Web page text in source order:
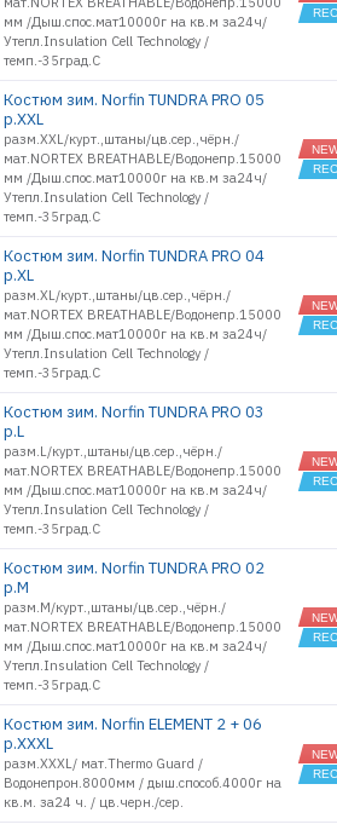
Обувь
Оснастки поплавочные
Очки
Поводки
Подсачеки, садки
Поплавки
Приманки джиговые
Приманки морские
силиконовые
Приманки
силиконовые
Принадлежности
походные
Рекламные товары
Санки
Светлячки
Спальники
Спасжилеты
Стенды и
оборудование
Стойки и Держатели
шестики
Сумки, Рюкзаки,
Емкости
Термосы и Термосумки
Удочки зимние
мм /Дыш.спос.мат10000г на кв.м за24ч/
Утепл.Insulation Cell Technology /
темп.-35град.С
Костюм зим. Norfin TUNDRA PRO 05
р.XXL
разм.XXL/курт.,штаны/цв.сер.,чёрн./
мат.NORTEX BREATHABLE/Водонепр.15000
мм /Дыш.спос.мат10000г на кв.м за24ч/
Утепл.Insulation Cell Technology /
темп.-35град.С
Костюм зим. Norfin TUNDRA PRO 04
р.XL
разм.XL/курт.,штаны/цв.сер.,чёрн./
мат.NORTEX BREATHABLE/Водонепр.15000
мм /Дыш.спос.мат10000г на кв.м за24ч/
Утепл.Insulation Cell Technology /
темп.-35град.С
Костюм зим. Norfin TUNDRA PRO 03
р.L
разм.L/курт.,штаны/цв.сер.,чёрн./
мат.NORTEX BREATHABLE/Водонепр.15000
мм /Дыш.спос.мат10000г на кв.м за24ч/
Утепл.Insulation Cell Technology /
темп.-35град.С
Костюм зим. Norfin TUNDRA PRO 02
р.M
разм.M/курт.,штаны/цв.сер.,чёрн./
мат.NORTEX BREATHABLE/Водонепр.15000
мм /Дыш.спос.мат10000г на кв.м за24ч/
Утепл.Insulation Cell Technology /
темп.-35град.С
Костюм зим. Norfin ELEMENT 2 + 06
р.XXXL
разм.XXXL/ мат.Thermo Guard /
Водонепрон.8000мм / дыш.способ.4000г на
кв.м. за24 ч. / цв.черн./сер.